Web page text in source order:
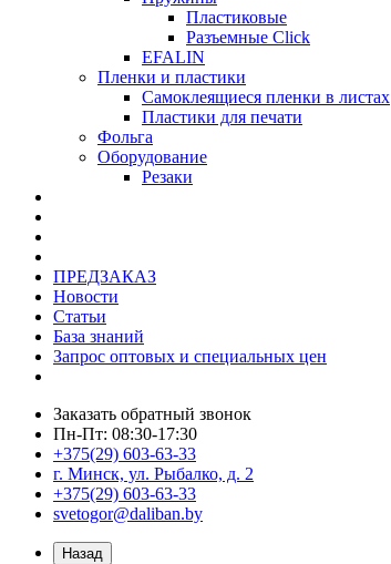
Пластиковые
Разъемные Click
EFALIN
Пленки и пластики
Самоклеящиеся пленки в листах
Пластики для печати
Фольга
Оборудование
Резаки
ПРЕДЗАКАЗ
Новости
Статьи
База знаний
Запрос оптовых и специальных цен
Заказать обратный звонок
Пн-Пт: 08:30-17:30
+375(29) 603-63-33
г. Минск, ул. Рыбалко, д. 2
+375(29) 603-63-33
svetogor@daliban.by
Назад